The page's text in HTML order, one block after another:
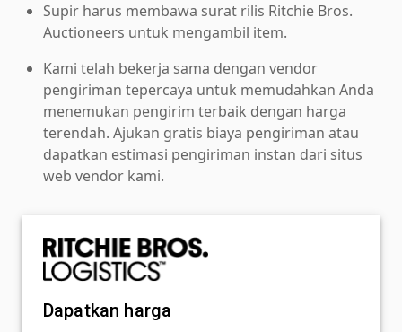
Supir harus membawa surat rilis Ritchie Bros.
Auctioneers untuk mengambil item.
Kami telah bekerja sama dengan vendor
pengiriman tepercaya untuk memudahkan Anda
menemukan pengirim terbaik dengan harga
terendah. Ajukan gratis biaya pengiriman atau
dapatkan estimasi pengiriman instan dari situs
web vendor kami.
Dapatkan harga